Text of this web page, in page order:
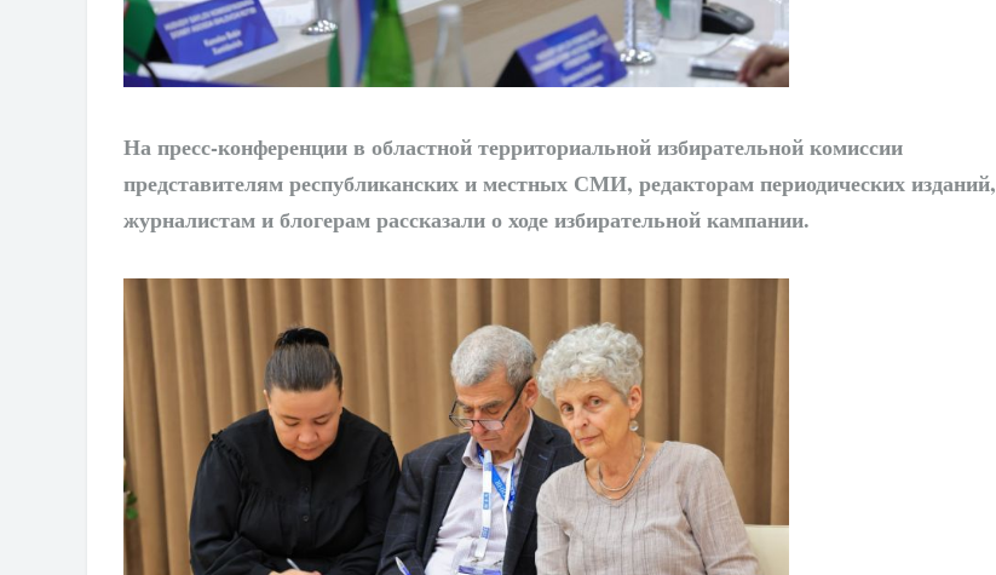
На пресс-конференции в областной территориальной избирательной комиссии
представителям республиканских и местных СМИ, редакторам периодических изданий,
журналистам и блогерам рассказали о ходе избирательной кампании.